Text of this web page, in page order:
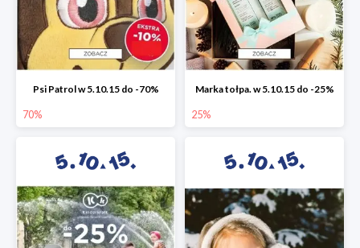
Psi Patrol w 5.10.15 do -70%
70%
Marka tołpa. w 5.10.15 do -25%
25%